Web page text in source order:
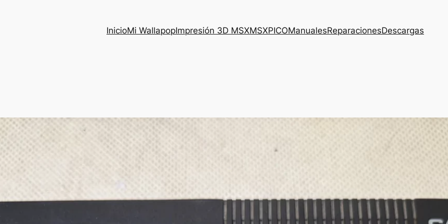
InicioMi WallapopImpresión 3D MSXMSXPICOManualesReparacionesDescargas